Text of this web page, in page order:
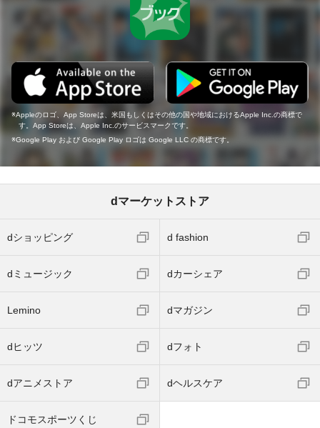
Appleのロゴ、App Storeは、米国もしくはその他の国や地域におけるApple Inc.の商標で
す。App Storeは、Apple Inc.のサービスマークです。
Google Play および Google Play ロゴは Google LLC の商標です。
dマーケットストア
dショッピング d fashion
dミュージック dカーシェア
Lemino dマガジン
dヒッツ dフォト
dアニメストア dヘルスケア
ドコモスポーツくじ